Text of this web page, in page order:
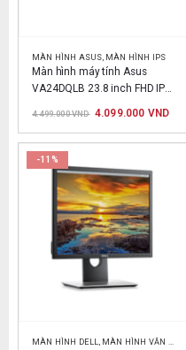
MÀN HÌNH ASUS MÀN HÌNH IPS
Màn hình máy tính Asus
VA24DQLB 23.8 inch FHD IPS
4.499.000VND Giá
là:
4.499.000 VND.
4.099.000 VNDGiá
tại
là:
-11%
MÀN HÌNH DELL MÀN HÌNH VĂN PHÒNG